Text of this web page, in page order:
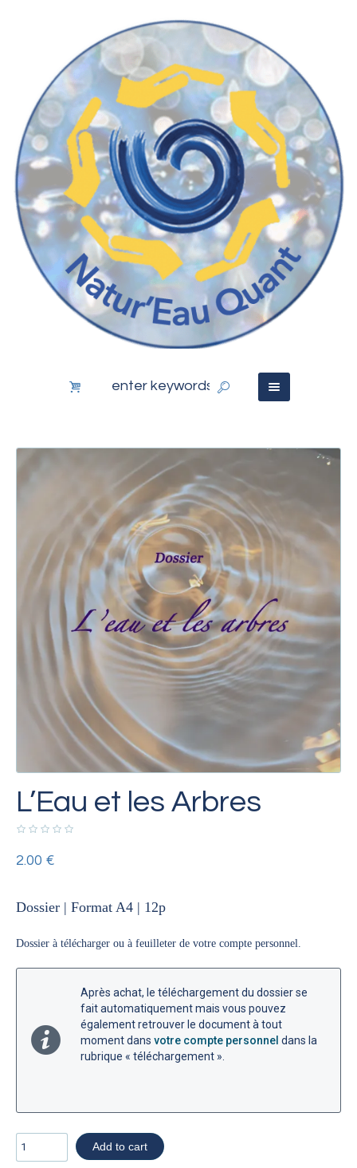
L’Eau et les Arbres
2.00 €
Dossier | Format A4 | 12p
Dossier à télécharger ou à feuilleter de votre compte personnel.
Après achat, le téléchargement du dossier se
fait automatiquement mais vous pouvez
également retrouver le document à tout
moment dans votre compte personnel dans la
rubrique « téléchargement ».
Add to cart